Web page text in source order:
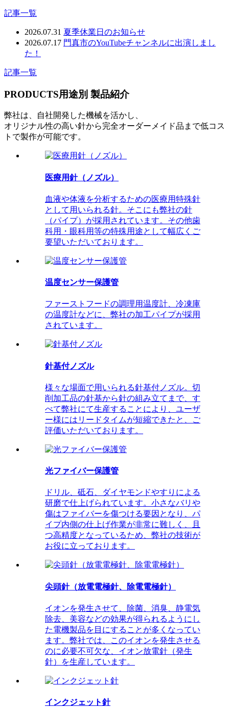
記事一覧
2026.07.31 夏季休業日のお知らせ
2026.07.17 門真市のYouTubeチャンネルに出演しまし
た！
記事一覧
PRODUCTS用途別 製品紹介
弊社は、自社開発した機械を活かし、
オリジナル性の高い針から完全オーダーメイド品まで低コス
トで製作が可能です。
医療用針（ノズル）
血液や体液を分析するための医療用特殊針
として用いられる針。そこにも弊社の針
（パイプ）が採用されています。その他歯
科用・眼科用等の特殊用途として幅広くご
要望いただいております。
温度センサー保護管
ファーストフードの調理用温度計、冷凍庫
の温度計などに、弊社の加工パイプが採用
されています。
針基付ノズル
様々な場面で用いられる針基付ノズル。切
削加工品の針基から針の組み立てまで、す
べて弊社にて生産することにより、ユーザ
ー様にはリードタイムが短縮できたと、ご
評価いただいております。
光ファイバー保護管
ドリル、砥石、ダイヤモンドやすりによる
研磨で仕上げられています。小さなバリや
傷はファイバーを傷つける要因となり、パ
イプ内側の仕上げ作業が非常に難しく、且
つ高精度となっているため、弊社の技術が
お役に立っております。
尖頭針（放電電極針、除電電極針）
イオンを発生させて、除菌、消臭、静電気
除去、美容などの効果が得られるようにし
た電機製品を目にすることが多くなってい
ます。弊社では、このイオンを発生させる
のに必要不可欠な、イオン放電針（発生
針）を生産しています。
インクジェット針